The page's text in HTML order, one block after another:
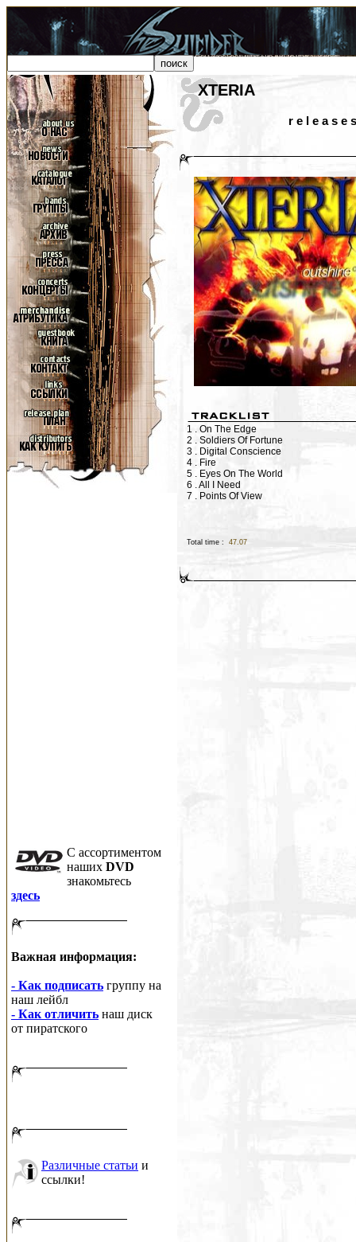
C ассортиментом
наших DVD
знакомьтесь
здесь
Важная информация:
- Как подписать группу на
наш лейбл
- Как отличить наш диск
от пиратского
Различные статьи и
ссылки!
XTERIA
r e l e a s e s
1 . On The Edge
2 . Soldiers Of Fortune
3 . Digital Conscience
4 . Fire
5 . Eyes On The World
6 . All I Need
7 . Points Of View
Total time : 47.07